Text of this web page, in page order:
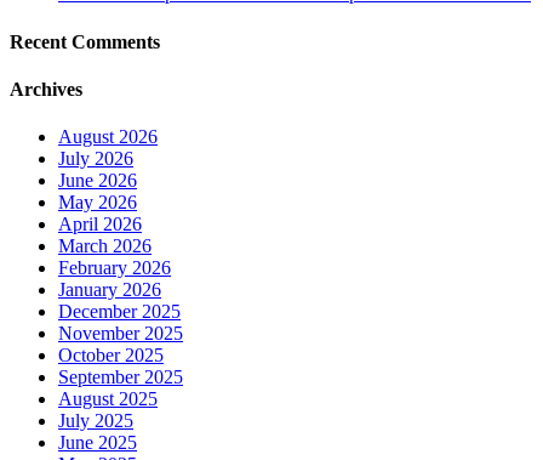
Recent Comments
Archives
August 2026
July 2026
June 2026
May 2026
April 2026
March 2026
February 2026
January 2026
December 2025
November 2025
October 2025
September 2025
August 2025
July 2025
June 2025